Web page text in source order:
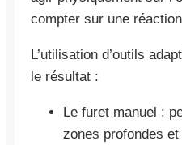
compter sur une
L’utilisation d’outils
le résultat :
Le furet manuel :
zones profondes